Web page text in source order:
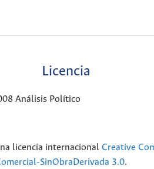
Licencia
Análisis Político
licencia internacional Creative
SinObraDerivada 3.0.